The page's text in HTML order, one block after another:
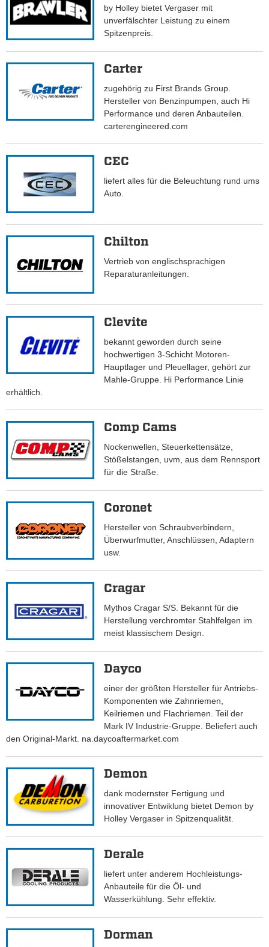
by Holley bietet Vergaser mit
unverfälschter Leistung zu einem
Spitzenpreis.
Carter
zugehörig zu First Brands Group.
Hersteller von Benzinpumpen, auch Hi
Performance und deren Anbauteilen.
carterengineered.com
CEC
liefert alles für die Beleuchtung rund ums
Auto.
Chilton
Vertrieb von englischsprachigen
Reparaturanleitungen.
Clevite
bekannt geworden durch seine
hochwertigen 3-Schicht Motoren-
Hauptlager und Pleuellager, gehört zur
Mahle-Gruppe. Hi Performance Linie
erhältlich.
Comp Cams
Nockenwellen, Steuerkettensätze,
Stößelstangen, uvm, aus dem Rennsport
für die Straße.
Coronet
Hersteller von Schraubverbindern,
Überwurfmutter, Anschlüssen, Adaptern
usw.
Cragar
Mythos Cragar S/S. Bekannt für die
Herstellung verchromter Stahlfelgen im
meist klassischem Design.
Dayco
einer der größten Hersteller für Antriebs-
Komponenten wie Zahnriemen,
Keilriemen und Flachriemen. Teil der
Mark IV Industrie-Gruppe. Beliefert auch
den Original-Markt. na.daycoaftermarket.com
Demon
dank modernster Fertigung und
innovativer Entwiklung bietet Demon by
Holley Vergaser in Spitzenqualität.
Derale
liefert unter anderem Hochleistungs-
Anbauteile für die Öl- und
Wasserkühlung. Sehr effektiv.
Dorman